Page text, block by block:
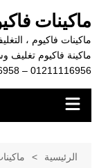
المحتوى
ماكينات
ماكينات فاكيوم ،
01211116956 – 01211116958
الرئيسية